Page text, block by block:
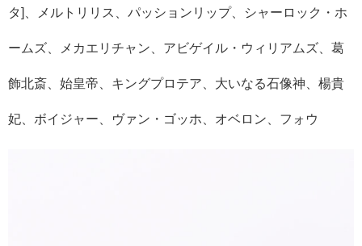
タ]、メルトリリス、パッションリップ、シャーロック・ホ
ームズ、メカエリチャン、アビゲイル・ウィリアムズ、葛
飾北斎、始皇帝、キングプロテア、大いなる石像神、楊貴
妃、ボイジャー、ヴァン・ゴッホ、オベロン、フォウ